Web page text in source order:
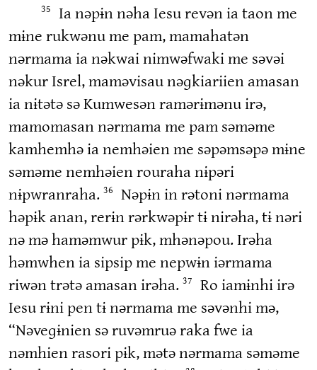
35
Ia nəpɨn nəha Iesu revən ia taon me
mɨne rukwənu me pam, mamahatən
nərmama ia nəkwai nimwəfwaki me səvəi
nəkur Isrel, maməvisau nəɡkiariien amasan
ia nɨtətə sə Kumwesən ramərɨmənu irə,
mamomasan nərmama me pam səməme
kamhemhə ia nemhəien me səpəmsəpə mɨne
səməme nemhəien rouraha nɨpəri
nɨpwranraha. 36
Nəpɨn in rətoni nərmama
həpɨk anan, rerɨn rərkwəpɨr tɨ nirəha, tɨ nəri
nə mə haməmwur pɨk, mhənəpou. Irəha
həmwhen ia sipsip me nepwɨn iərmama
riwən trətə amasan irəha. 37
Ro iamɨnhi irə
Iesu rɨni pen tɨ nərmama me səvənhi mə,
“Nəveɡɨnien sə ruvəmruə raka fwe ia
nəmhien rasori pɨk, mətə nərmama səməme